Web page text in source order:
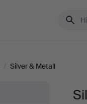
/ Silver & Metall